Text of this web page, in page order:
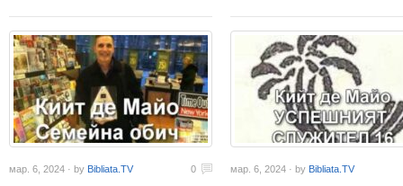
мар. 6, 2024 · by Bibliata.TV 0 мар. 6, 2024 · by Bibliata.TV